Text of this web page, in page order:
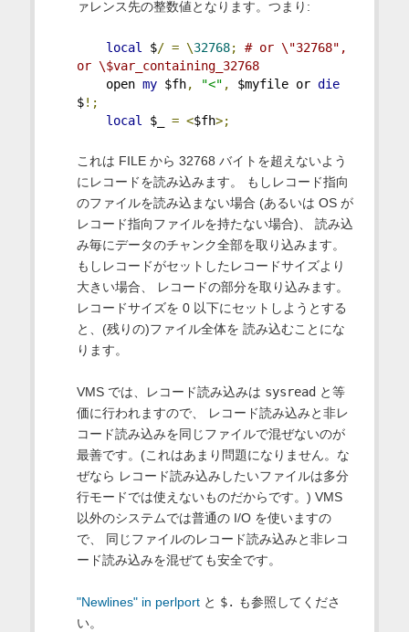
ァレンス先の整数値となります。つまり:
local $/ = \32768;
# or \"32768",
or \$var_containing_32768
open my $fh, "<" , $myfile or die
$!;
local $_ = <$fh>;
これは FILE から 32768 バイトを超えないよう
にレコードを読み込みます。 もしレコード指向
のファイルを読み込まない場合 (あるいは OS が
レコード指向ファイルを持たない場合)、 読み込
み毎にデータのチャンク全部を取り込みます。
もしレコードがセットしたレコードサイズより
大きい場合、 レコードの部分を取り込みます。
レコードサイズを 0 以下にセットしようとする
と、(残りの)ファイル全体を 読み込むことにな
ります。
VMS では、レコード読み込みは sysread と等
価に行われますので、 レコード読み込みと非レ
コード読み込みを同じファイルで混ぜないのが
最善です。(これはあまり問題になりません。な
ぜなら レコード読み込みしたいファイルは多分
行モードでは使えないものだからです。) VMS
以外のシステムでは普通の I/O を使いますの
で、 同じファイルのレコード読み込みと非レコ
ード読み込みを混ぜても安全です。
"Newlines" in perlportと $. も参照してくださ
い。